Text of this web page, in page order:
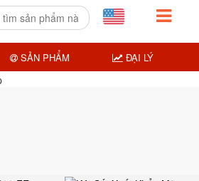
SẢN PHẨM ĐẠI LÝ